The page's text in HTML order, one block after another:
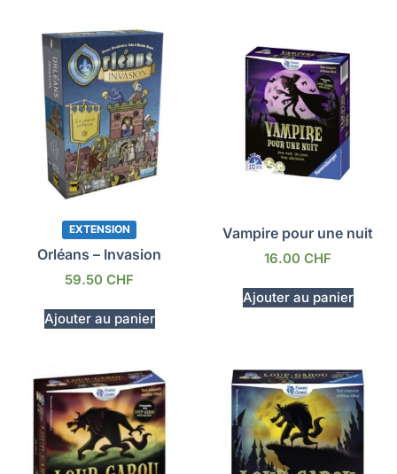
EXTENSION
Orléans – Invasion
59.50 CHF
Ajouter au panier
Vampire pour une nuit
16.00 CHF
Ajouter au panier